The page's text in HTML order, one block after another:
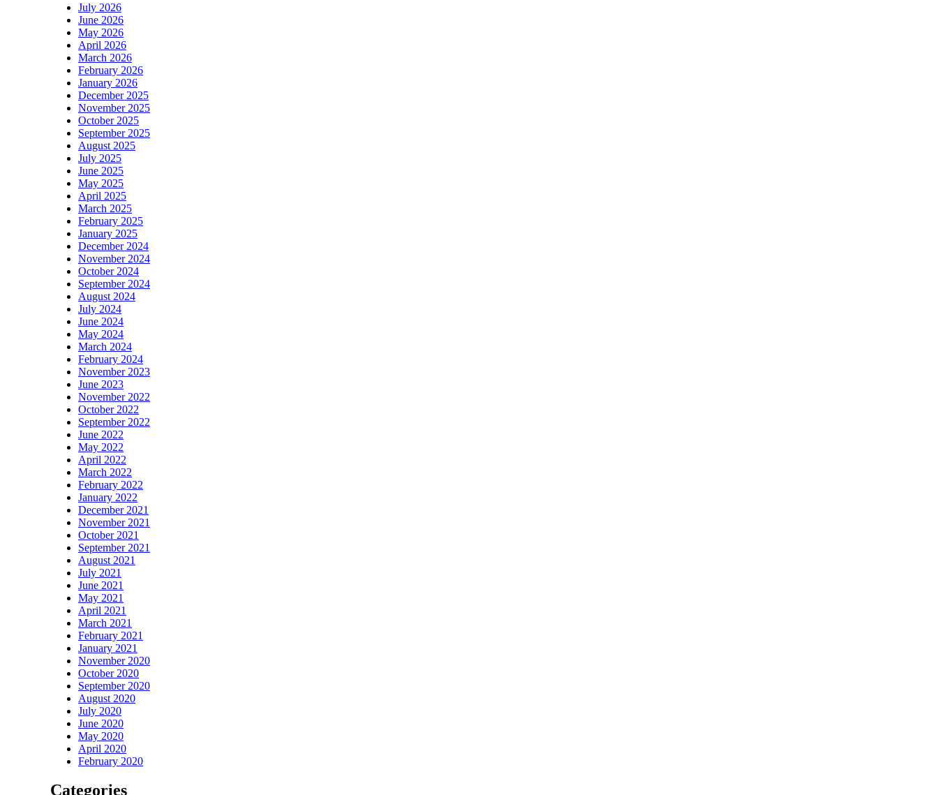
July 2026
June 2026
May 2026
April 2026
March 2026
February 2026
January 2026
December 2025
November 2025
October 2025
September 2025
August 2025
July 2025
June 2025
May 2025
April 2025
March 2025
February 2025
January 2025
December 2024
November 2024
October 2024
September 2024
August 2024
July 2024
June 2024
May 2024
March 2024
February 2024
November 2023
June 2023
November 2022
October 2022
September 2022
June 2022
May 2022
April 2022
March 2022
February 2022
January 2022
December 2021
November 2021
October 2021
September 2021
August 2021
July 2021
June 2021
May 2021
April 2021
March 2021
February 2021
January 2021
November 2020
October 2020
September 2020
August 2020
July 2020
June 2020
May 2020
April 2020
February 2020
Categories